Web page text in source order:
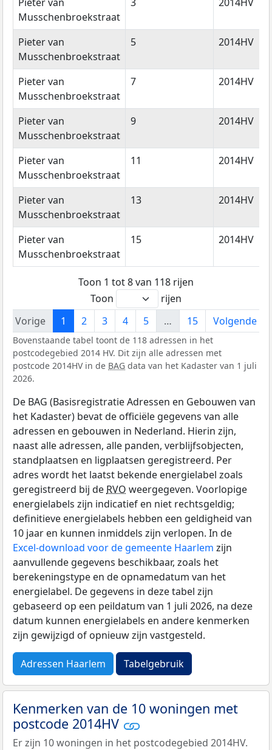
Musschenbroekstraat
Pieter van
Musschenbroekstraat
5 2014HV
Pieter van
Musschenbroekstraat
7 2014HV
Pieter van
Musschenbroekstraat
9 2014HV
Pieter van
Musschenbroekstraat
11 2014HV
Pieter van
Musschenbroekstraat
13 2014HV
Pieter van
Musschenbroekstraat
15 2014HV
Toon 1 tot 8 van 118 rijen
Toon
rijen
Vorige
1 2 3 4 5 … 15 Volgende
Bovenstaande tabel toont de 118 adressen in het
postcodegebied 2014 HV. Dit zijn alle adressen met
postcode 2014HV in de BAG data van het Kadaster van 1 juli
2026.
De BAG (Basisregistratie Adressen en Gebouwen van
het Kadaster) bevat de officiële gegevens van alle
adressen en gebouwen in Nederland. Hierin zijn,
naast alle adressen, alle panden, verblijfsobjecten,
standplaatsen en ligplaatsen geregistreerd. Per
adres wordt het laatst bekende energielabel zoals
geregistreerd bij de RVO weergegeven. Voorlopige
energielabels zijn indicatief en niet rechtsgeldig;
definitieve energielabels hebben een geldigheid van
10 jaar en kunnen inmiddels zijn verlopen. In de
Excel-download voor de gemeente Haarlem zijn
aanvullende gegevens beschikbaar, zoals het
berekeningstype en de opnamedatum van het
energielabel. De gegevens in deze tabel zijn
gebaseerd op een peildatum van 1 juli 2026, na deze
datum kunnen energielabels en andere kenmerken
zijn gewijzigd of opnieuw zijn vastgesteld.
Adressen Haarlem Tabelgebruik
Kenmerken van de 10 woningen met
postcode 2014HV
Er zijn 10 woningen in het postcodegebied 2014HV.